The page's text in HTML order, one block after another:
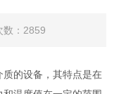
：2859
的设备，其特点是在